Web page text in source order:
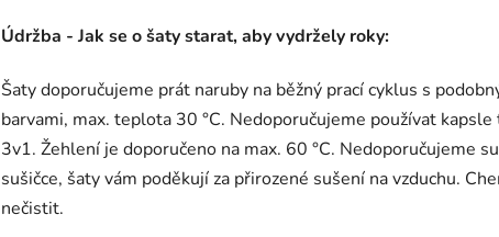
Údržba - Jak se o šaty starat, aby vydržely roky:
Šaty doporučujeme prát naruby na běžný prací cyklus s
barvami, max. teplota 30 °C. Nedoporučujeme používat kapsle
3v1. Žehlení je doporučeno na max. 60 °C. Nedoporučujeme
sušičce, šaty vám poděkují za přirozené sušení na vzduchu.
nečistit.